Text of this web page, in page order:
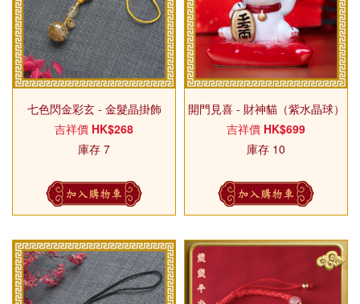
七色閃金彩玄 - 金髮晶掛飾
吉祥價 HK$268
庫存 7
加入購物車
開門見喜 - 財神貓（紫水晶球）
吉祥價 HK$699
庫存 10
加入購物車